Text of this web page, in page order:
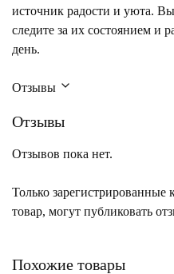
источник радости и уюта.
следите за их состоянием и
день.
Отзывы
Отзывы
Отзывов пока нет.
Только
товар, могут публиковать
Похожие товары